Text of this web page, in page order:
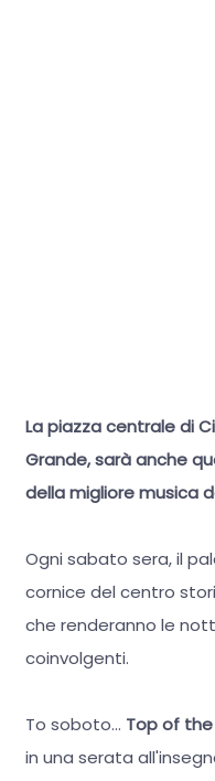
La piazza centrale di
Grande, sarà anche
della migliore musica
Ogni sabato sera, il
cornice del centro
che renderanno le
coinvolgenti.
To soboto... Top of
in una serata